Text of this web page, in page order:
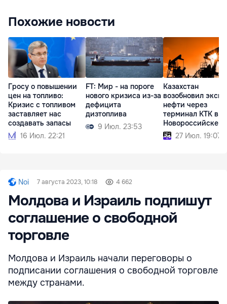
Похожие новости
Гросу о повышении
цен на топливо:
Кризис с топливом
заставляет нас
создавать запасы
16 Июл. 22:21
FT: Мир - на пороге
нового кризиса из-за
дефицита
дизтоплива
9 Июл. 23:53
Казахстан
возобновил
нефти через
терминал КТК в
Новороссийске
27 Июл. 19:07
Noi 7 августа 2023, 10:18 4 662
Молдова и Израиль подпишут
соглашение о свободной
торговле
Молдова и Израиль начали переговоры о
подписании соглашения о свободной торговле
между странами.